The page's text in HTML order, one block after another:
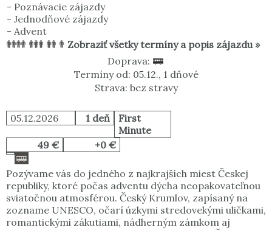
- Poznávacie zájazdy
- Jednodňové zájazdy
- Advent
Zobraziť všetky termíny a popis zájazdu »
Doprava:
Termíny od: 05.12., 1 dňové
Strava: bez stravy
05.12.2026 1 deň
First
Minute
49 €
+0 €
Pozývame vás do jedného z najkrajších miest Českej
republiky, ktoré počas adventu dýcha neopakovateľnou
sviatočnou atmosférou. Český Krumlov, zapísaný na
zozname UNESCO, očarí úzkymi stredovekými uličkami,
romantickými zákutiami, nádherným zámkom aj